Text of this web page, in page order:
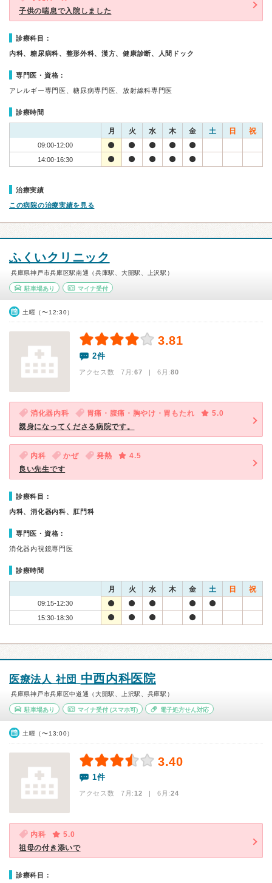
子供の喘息で入院しました
診療科目：
内科、糖尿病科、整形外科、漢方、健康診断、人間ドック
専門医・資格：
アレルギー専門医、糖尿病専門医、放射線科専門医
診療時間
月 火 水 木 金 土 日 祝
09:00-12:00
14:00-16:30
治療実績
この病院の治療実績を見る
ふくいクリニック
兵庫県神戸市兵庫区駅南通（兵庫駅、大開駅、上沢駅）
駐車場あり マイナ受付
土曜（〜12:30）
3.81
2件
アクセス数 7月:67 | 6月:80
消化器内科 胃痛・腹痛・胸やけ・胃もたれ
5.0
親身になってくださる病院です。
内科 かぜ 発熱
4.5
良い先生です
診療科目：
内科、消化器内科、肛門科
専門医・資格：
消化器内視鏡専門医
診療時間
月 火 水 木 金 土 日 祝
09:15-12:30
15:30-18:30
医療法人 社団 中西内科医院
兵庫県神戸市兵庫区中道通（大開駅、上沢駅、兵庫駅）
駐車場あり マイナ受付(スマホ可) 電子処方せん対応
土曜（〜13:00）
3.40
1件
アクセス数 7月:12 | 6月:24
内科
5.0
祖母の付き添いで
診療科目：